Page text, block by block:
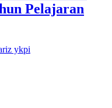
Pelajaran
ykpi